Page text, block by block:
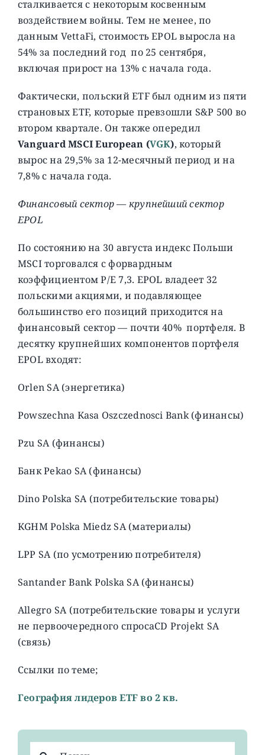
сталкивается с некоторым косвенным
воздействием войны. Тем не менее, по
данным VettaFi, стоимость EPOL выросла на
54% за последний год по 25 сентября,
включая прирост на 13% с начала года.
Фактически, польский ETF был одним из пяти
страновых ETF, которые превзошли S&P 500 во
втором квартале. Он также опередил
Vanguard MSCI European (VGK), который
вырос на 29,5% за 12-месячный период и на
7,8% с начала года.
Финансовый сектор — крупнейший сектор
EPOL
По состоянию на 30 августа индекс Польши
MSCI торговался с форвардным
коэффициентом P/E 7,3. EPOL владеет 32
польскими акциями, и подавляющее
большинство его позиций приходится на
финансовый сектор — почти 40% портфеля. В
десятку крупнейших компонентов портфеля
EPOL входят:
Orlen SA (энергетика)
Powszechna Kasa Oszczednosci Bank (финансы)
Pzu SA (финансы)
Банк Pekao SA (финансы)
Dino Polska SA (потребительские товары)
KGHM Polska Miedz SA (материалы)
LPP SA (по усмотрению потребителя)
Santander Bank Polska SA (финансы)
Allegro SA (потребительские товары и услуги
не первоочередного спросаCD Projekt SA
(связь)
Ссылки по теме;
География лидеров ETF во 2 кв.